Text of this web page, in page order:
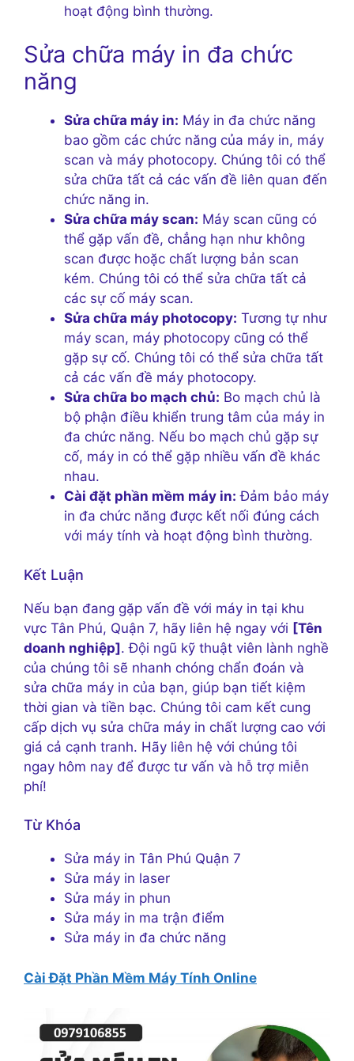
hoạt động bình thường.
Sửa chữa máy in đa chức
năng
Sửa chữa máy in: Máy in đa chức năng
bao gồm các chức năng của máy in, máy
scan và máy photocopy. Chúng tôi có thể
sửa chữa tất cả các vấn đề liên quan đến
chức năng in.
Sửa chữa máy scan: Máy scan cũng có
thể gặp vấn đề, chẳng hạn như không
scan được hoặc chất lượng bản scan
kém. Chúng tôi có thể sửa chữa tất cả
các sự cố máy scan.
Sửa chữa máy photocopy: Tương tự như
máy scan, máy photocopy cũng có thể
gặp sự cố. Chúng tôi có thể sửa chữa tất
cả các vấn đề máy photocopy.
Sửa chữa bo mạch chủ: Bo mạch chủ là
bộ phận điều khiển trung tâm của máy in
đa chức năng. Nếu bo mạch chủ gặp sự
cố, máy in có thể gặp nhiều vấn đề khác
nhau.
Cài đặt phần mềm máy in: Đảm bảo máy
in đa chức năng được kết nối đúng cách
với máy tính và hoạt động bình thường.
Kết Luận
Nếu bạn đang gặp vấn đề với máy in tại khu
vực Tân Phú, Quận 7, hãy liên hệ ngay với [Tên
doanh nghiệp]. Đội ngũ kỹ thuật viên lành nghề
của chúng tôi sẽ nhanh chóng chẩn đoán và
sửa chữa máy in của bạn, giúp bạn tiết kiệm
thời gian và tiền bạc. Chúng tôi cam kết cung
cấp dịch vụ sửa chữa máy in chất lượng cao với
giá cả cạnh tranh. Hãy liên hệ với chúng tôi
ngay hôm nay để được tư vấn và hỗ trợ miễn
phí!
Từ Khóa
Sửa máy in Tân Phú Quận 7
Sửa máy in laser
Sửa máy in phun
Sửa máy in ma trận điểm
Sửa máy in đa chức năng
Cài Đặt Phần Mềm Máy Tính Online